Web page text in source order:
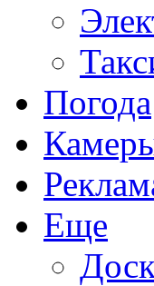
Погода
Еще